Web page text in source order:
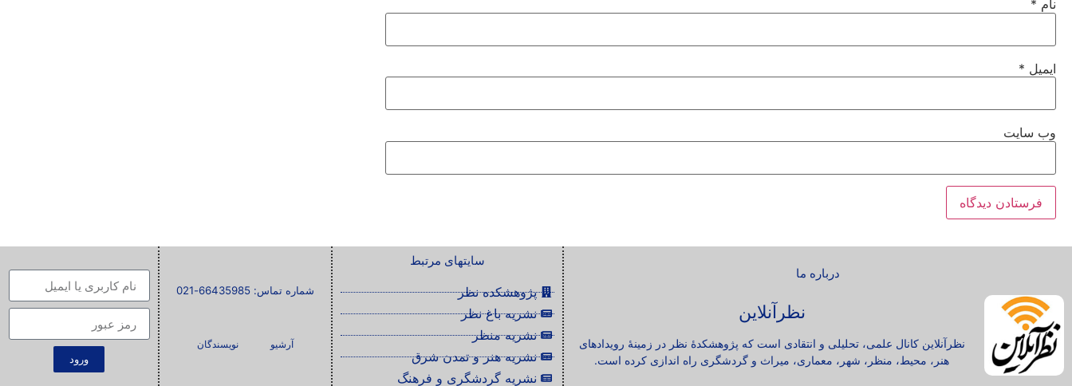
نام *
ایمیل *
وب‌ سایت
درباره ما
نظرآنلاین
نظرآنلاین کانال علمی، تحلیلی و انتقادی است که پژوهشکدۀ نظر در زمینۀ رویدادهای
هنر، محیط، منظر، شهر، معماری، میراث و گردشگری راه اندازی کرده است.
سایتهای مرتبط
پژوهشکده نظر
نشریه باغ نظر
نشریه منظر
نشریه هنر و تمدن شرق
نشریه گردشگری و فرهنگ
شماره تماس: 66435985-021
آرشیو نویسندگان
ورود